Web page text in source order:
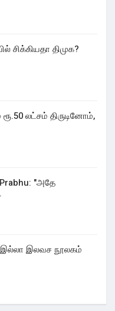
திமுக?
லட்சம் திருடினோம்,
"அதே
இலவச நூலகம்